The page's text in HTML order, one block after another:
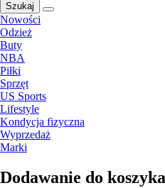
Szukaj
Nowości
Odzież
Buty
NBA
Piłki
Sprzęt
US Sports
Lifestyle
Kondycja fizyczna
Wyprzedaż
Marki
Dodawanie do